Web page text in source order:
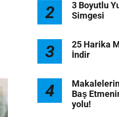
2
3 Boyutlu
Simgesi
3
25 Harika
İndir
4
Baş
yolu!